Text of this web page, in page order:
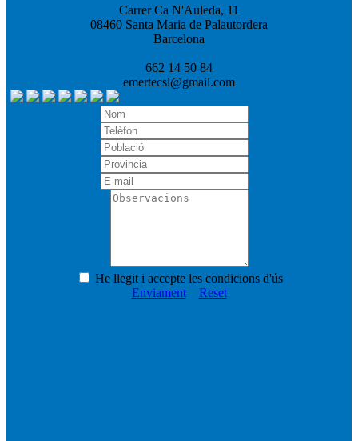
Carrer Ca N'Auleda, 11
08460 Santa Maria de Palautordera
Barcelona
662 14 50 84
emertecsl@gmail.com
He llegit i accepte les condicions d'ús
Enviament
Reset